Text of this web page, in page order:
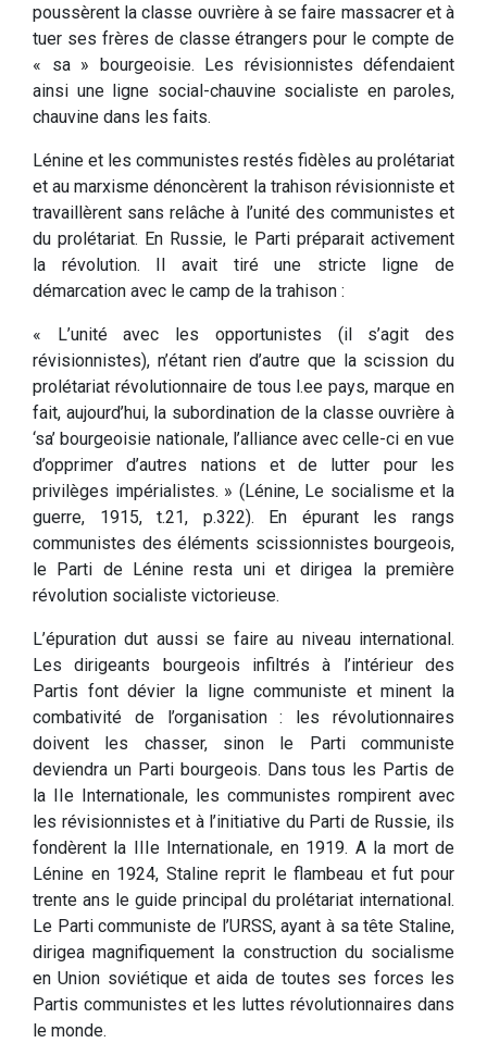
poussèrent la classe ouvrière à se faire massacrer et à
tuer ses frères de classe étrangers pour le compte de
« sa » bourgeoisie. Les révisionnistes défendaient
ainsi une ligne social-chauvine socialiste en paroles,
chauvine dans les faits.
Lénine et les communistes restés fidèles au prolétariat
et au marxisme dénoncèrent la trahison révisionniste et
travaillèrent sans relâche à l’unité des communistes et
du prolétariat. En Russie, le Parti préparait activement
la révolution. Il avait tiré une stricte ligne de
démarcation avec le camp de la trahison :
« L’unité avec les opportunistes (il s’agit des
révisionnistes), n’étant rien d’autre que la scission du
prolétariat révolutionnaire de tous l.ee pays, marque en
fait, aujourd’hui, la subordination de la classe ouvrière à
‘sa’ bourgeoisie nationale, l’alliance avec celle-ci en vue
d’opprimer d’autres nations et de lutter pour les
privilèges impérialistes. » (Lénine, Le socialisme et la
guerre, 1915, t.21, p.322). En épurant les rangs
communistes des éléments scissionnistes bourgeois,
le Parti de Lénine resta uni et dirigea la première
révolution socialiste victorieuse.
L’épuration dut aussi se faire au niveau international.
Les dirigeants bourgeois infiltrés à l’intérieur des
Partis font dévier la ligne communiste et minent la
combativité de l’organisation : les révolutionnaires
doivent les chasser, sinon le Parti communiste
deviendra un Parti bourgeois. Dans tous les Partis de
la IIe Internationale, les communistes rompirent avec
les révisionnistes et à l’initiative du Parti de Russie, ils
fondèrent la IIIe Internationale, en 1919. A la mort de
Lénine en 1924, Staline reprit le flambeau et fut pour
trente ans le guide principal du prolétariat international.
Le Parti communiste de l’URSS, ayant à sa tête Staline,
dirigea magnifiquement la construction du socialisme
en Union soviétique et aida de toutes ses forces les
Partis communistes et les luttes révolutionnaires dans
le monde.